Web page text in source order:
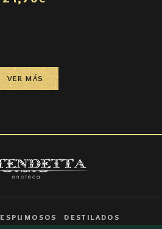
VER MÁS
ESPUMOSOS
DESTILADOS